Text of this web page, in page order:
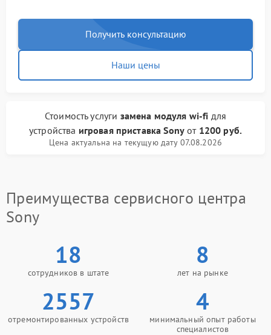
Получить консультацию
Наши цены
Стоимость услуги замена модуля wi-fi для
устройства игровая приставка Sony от 1200 руб.
Цена актуальна на текущую дату 07.08.2026
Преимущества сервисного центра
Sony
18
сотрудников в штате
8
лет на рынке
2557
отремонтированных устройств
4
минимальный опыт работы
специалистов